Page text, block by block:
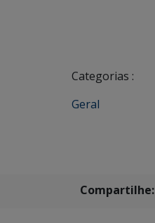
Categorias :
Geral
Compartilhe: